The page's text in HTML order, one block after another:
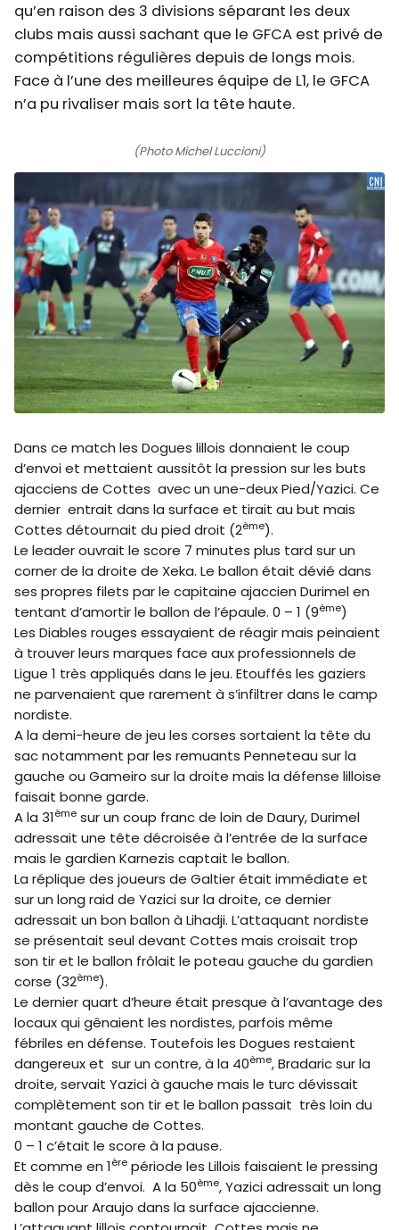
qu’en raison des 3 divisions séparant les deux
clubs mais aussi sachant que le GFCA est privé de
compétitions régulières depuis de longs mois.
Face à l’une des meilleures équipe de L1, le GFCA
n’a pu rivaliser mais sort la tête haute.
(Photo Michel Luccioni)
Dans ce match les Dogues lillois donnaient le coup
d’envoi et mettaient aussitôt la pression sur les buts
ajacciens de Cottes avec un une-deux Pied/Yazici. Ce
dernier entrait dans la surface et tirait au but mais
Cottes détournait du pied droit (2ème).
Le leader ouvrait le score 7 minutes plus tard sur un
corner de la droite de Xeka. Le ballon était dévié dans
ses propres filets par le capitaine ajaccien Durimel en
tentant d’amortir le ballon de l’épaule. 0 – 1 (9ème)
Les Diables rouges essayaient de réagir mais peinaient
à trouver leurs marques face aux professionnels de
Ligue 1 très appliqués dans le jeu. Etouffés les gaziers
ne parvenaient que rarement à s’infiltrer dans le camp
nordiste.
A la demi-heure de jeu les corses sortaient la tête du
sac notamment par les remuants Penneteau sur la
gauche ou Gameiro sur la droite mais la défense lilloise
faisait bonne garde.
A la 31ème sur un coup franc de loin de Daury, Durimel
adressait une tête décroisée à l’entrée de la surface
mais le gardien Karnezis captait le ballon.
La réplique des joueurs de Galtier était immédiate et
sur un long raid de Yazici sur la droite, ce dernier
adressait un bon ballon à Lihadji. L’attaquant nordiste
se présentait seul devant Cottes mais croisait trop
son tir et le ballon frôlait le poteau gauche du gardien
corse (32ème).
Le dernier quart d’heure était presque à l’avantage des
locaux qui gênaient les nordistes, parfois même
fébriles en défense. Toutefois les Dogues restaient
dangereux et sur un contre, à la 40ème, Bradaric sur la
droite, servait Yazici à gauche mais le turc dévissait
complètement son tir et le ballon passait très loin du
montant gauche de Cottes.
0 – 1 c’était le score à la pause.
Et comme en 1ère période les Lillois faisaient le pressing
dès le coup d’envoi. A la 50ème, Yazici adressait un long
ballon pour Araujo dans la surface ajaccienne.